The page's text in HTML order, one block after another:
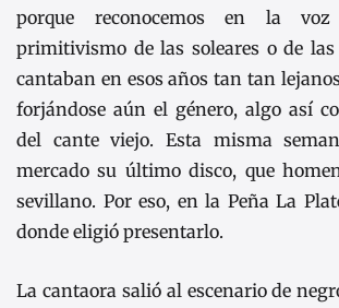
porque reconocemos en la
primitivismo de las soleares o de
cantaban en esos años tan tan
forjándose aún el género, algo así
del cante viejo. Esta misma
mercado su último disco, que
sevillano. Por eso, en la Peña La
donde eligió presentarlo.
La cantaora salió al escenario de